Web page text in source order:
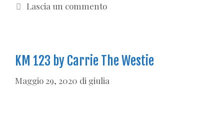
Lascia un commento
KM 123 by Carrie The Westie
Maggio 29, 2020 di giulia